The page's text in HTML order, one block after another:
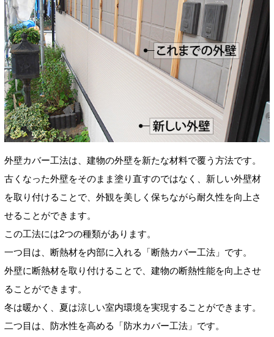
外壁カバー工法は、建物の外壁を新たな材料で覆う方法です。
古くなった外壁をそのまま塗り直すのではなく、新しい外壁材
を取り付けることで、外観を美しく保ちながら耐久性を向上さ
せることができます。
この工法には2つの種類があります。
一つ目は、断熱材を内部に入れる「断熱カバー工法」です。
外壁に断熱材を取り付けることで、建物の断熱性能を向上させ
ることができます。
冬は暖かく、夏は涼しい室内環境を実現することができます。
二つ目は、防水性を高める「防水カバー工法」です。